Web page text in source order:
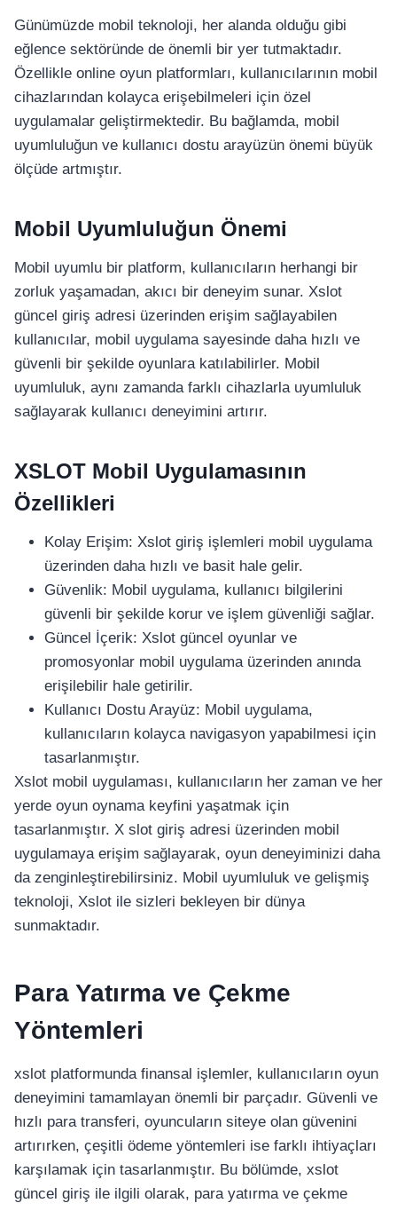
Günümüzde mobil teknoloji, her alanda olduğu gibi
eğlence sektöründe de önemli bir yer tutmaktadır.
Özellikle online oyun platformları, kullanıcılarının mobil
cihazlarından kolayca erişebilmeleri için özel
uygulamalar geliştirmektedir. Bu bağlamda, mobil
uyumluluğun ve kullanıcı dostu arayüzün önemi büyük
ölçüde artmıştır.
Mobil Uyumluluğun Önemi
Mobil uyumlu bir platform, kullanıcıların herhangi bir
zorluk yaşamadan, akıcı bir deneyim sunar. Xslot
güncel giriş adresi üzerinden erişim sağlayabilen
kullanıcılar, mobil uygulama sayesinde daha hızlı ve
güvenli bir şekilde oyunlara katılabilirler. Mobil
uyumluluk, aynı zamanda farklı cihazlarla uyumluluk
sağlayarak kullanıcı deneyimini artırır.
XSLOT Mobil Uygulamasının
Özellikleri
Kolay Erişim: Xslot giriş işlemleri mobil uygulama
üzerinden daha hızlı ve basit hale gelir.
Güvenlik: Mobil uygulama, kullanıcı bilgilerini
güvenli bir şekilde korur ve işlem güvenliği sağlar.
Güncel İçerik: Xslot güncel oyunlar ve
promosyonlar mobil uygulama üzerinden anında
erişilebilir hale getirilir.
Kullanıcı Dostu Arayüz: Mobil uygulama,
kullanıcıların kolayca navigasyon yapabilmesi için
tasarlanmıştır.
Xslot mobil uygulaması, kullanıcıların her zaman ve her
yerde oyun oynama keyfini yaşatmak için
tasarlanmıştır. X slot giriş adresi üzerinden mobil
uygulamaya erişim sağlayarak, oyun deneyiminizi daha
da zenginleştirebilirsiniz. Mobil uyumluluk ve gelişmiş
teknoloji, Xslot ile sizleri bekleyen bir dünya
sunmaktadır.
Para Yatırma ve Çekme
Yöntemleri
xslot platformunda finansal işlemler, kullanıcıların oyun
deneyimini tamamlayan önemli bir parçadır. Güvenli ve
hızlı para transferi, oyuncuların siteye olan güvenini
artırırken, çeşitli ödeme yöntemleri ise farklı ihtiyaçları
karşılamak için tasarlanmıştır. Bu bölümde, xslot
güncel giriş ile ilgili olarak, para yatırma ve çekme